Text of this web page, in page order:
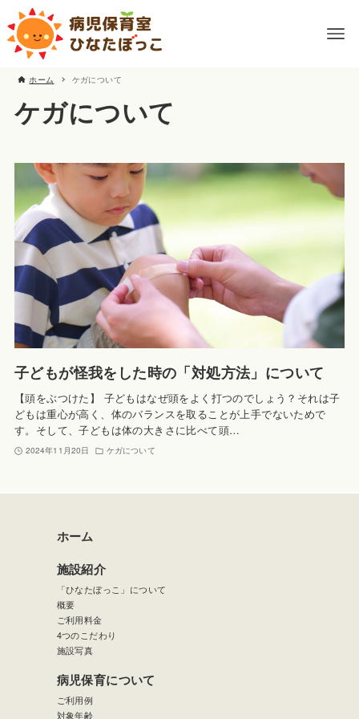
ホーム ケガについて
ケガについて
子どもが怪我をした時の「対処方法」について
【頭をぶつけた】 子どもはなぜ頭をよく打つのでしょう？それは子
どもは重心が高く、体のバランスを取ることが上手でないためで
す。そして、子どもは体の大きさに比べて頭…
2024年11月20日 ケガについて
ホーム
施設紹介
「ひなたぼっこ」について
概要
ご利用料金
4つのこだわり
施設写真
病児保育について
ご利用例
対象年齢